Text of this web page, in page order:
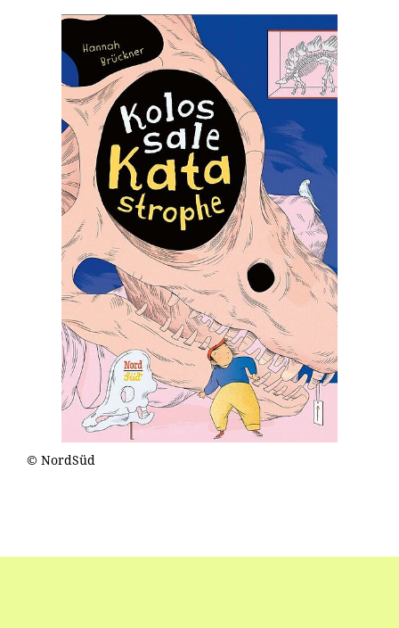
© NordSüd